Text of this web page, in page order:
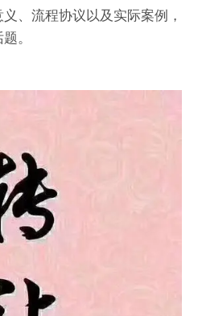
、流程协议以及实际案例，
。